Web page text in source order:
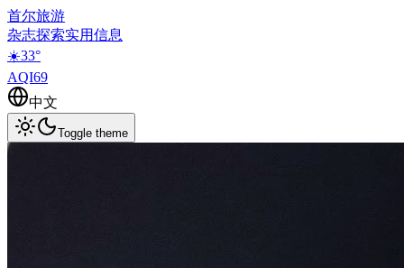
首尔旅游
杂志探索实用信息
☀️33°
AQI69
中文
Toggle theme